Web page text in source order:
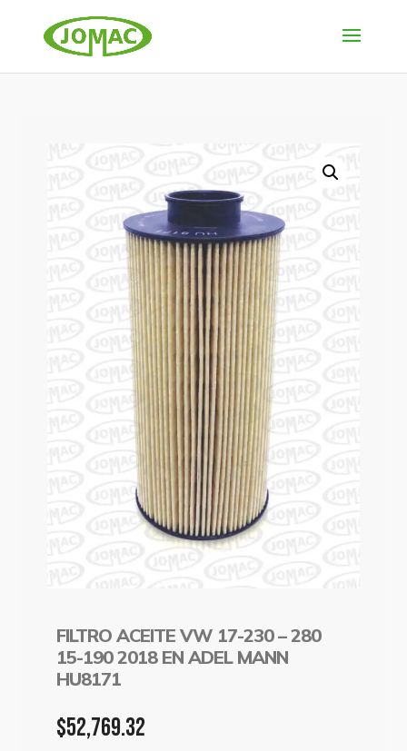
FILTRO ACEITE VW 17-230 – 280
15-190 2018 EN ADEL MANN
HU8171
$52,769.32